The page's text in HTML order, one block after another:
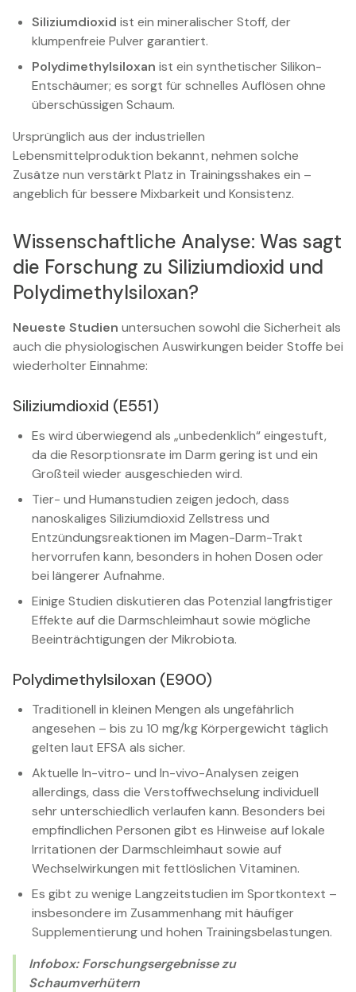
Siliziumdioxid ist ein mineralischer Stoff, der
klumpenfreie Pulver garantiert.
Polydimethylsiloxan ist ein synthetischer Silikon-
Entschäumer; es sorgt für schnelles Auflösen ohne
überschüssigen Schaum.
Ursprünglich aus der industriellen
Lebensmittelproduktion bekannt, nehmen solche
Zusätze nun verstärkt Platz in Trainingsshakes ein –
angeblich für bessere Mixbarkeit und Konsistenz.
Wissenschaftliche Analyse: Was sagt
die Forschung zu Siliziumdioxid und
Polydimethylsiloxan?
Neueste Studien untersuchen sowohl die Sicherheit als
auch die physiologischen Auswirkungen beider Stoffe bei
wiederholter Einnahme:
Siliziumdioxid (E551)
Es wird überwiegend als „unbedenklich“ eingestuft,
da die Resorptionsrate im Darm gering ist und ein
Großteil wieder ausgeschieden wird.
Tier- und Humanstudien zeigen jedoch, dass
nanoskaliges Siliziumdioxid Zellstress und
Entzündungsreaktionen im Magen-Darm-Trakt
hervorrufen kann, besonders in hohen Dosen oder
bei längerer Aufnahme.
Einige Studien diskutieren das Potenzial langfristiger
Effekte auf die Darmschleimhaut sowie mögliche
Beeinträchtigungen der Mikrobiota.
Polydimethylsiloxan (E900)
Traditionell in kleinen Mengen als ungefährlich
angesehen – bis zu 10 mg/kg Körpergewicht täglich
gelten laut EFSA als sicher.
Aktuelle In-vitro- und In-vivo-Analysen zeigen
allerdings, dass die Verstoffwechselung individuell
sehr unterschiedlich verlaufen kann. Besonders bei
empfindlichen Personen gibt es Hinweise auf lokale
Irritationen der Darmschleimhaut sowie auf
Wechselwirkungen mit fettlöslichen Vitaminen.
Es gibt zu wenige Langzeitstudien im Sportkontext –
insbesondere im Zusammenhang mit häufiger
Supplementierung und hohen Trainingsbelastungen.
Infobox: Forschungsergebnisse zu
Schaumverhütern